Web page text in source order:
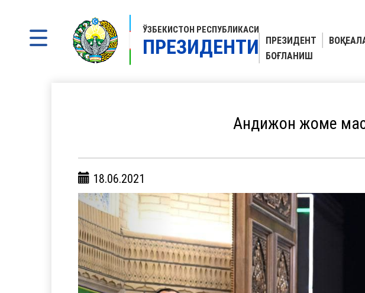
ЎЗБЕКИСТОН РЕСПУБЛИКАСИ
ПРЕЗИДЕНТИ ПРЕЗИДЕНТ
БОҒЛАНИШ
Андижон жоме
18.06.2021